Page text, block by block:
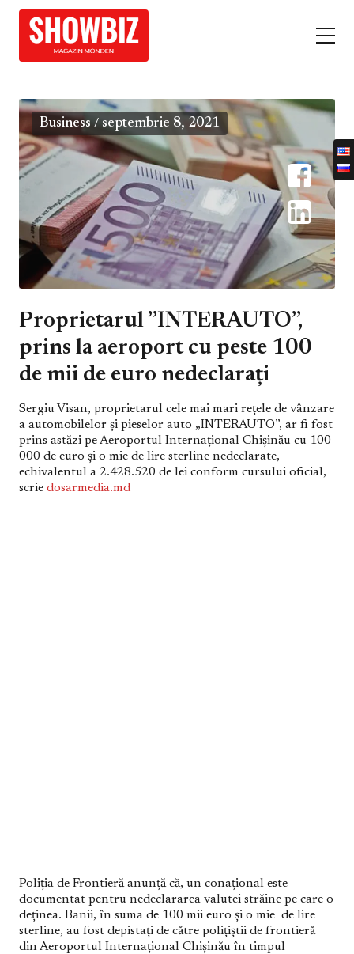
Business / septembrie 8, 2021
Proprietarul ”INTERAUTO”,
prins la aeroport cu peste 100
de mii de euro nedeclarați
Sergiu Visan, proprietarul cele mai mari rețele de vânzare
a automobilelor și pieselor auto „INTERAUTO”, ar fi fost
prins astăzi pe Aeroportul Internațional Chișinău cu 100
000 de euro și o mie de lire sterline nedeclarate,
echivalentul a 2.428.520 de lei conform cursului oficial,
scrie dosarmedia.md
Poliția de Frontieră anunță că, un conațional este
documentat pentru nedeclararea valutei străine pe care o
deținea. Banii, în suma de 100 mii euro și o mie de lire
sterline, au fost depistați de către polițiștii de frontieră
din Aeroportul Internațional Chișinău în timpul